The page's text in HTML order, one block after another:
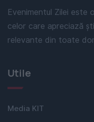
Evenimentul Zilei este
celor care apreciază
relevante din toate
Utile
Media KIT